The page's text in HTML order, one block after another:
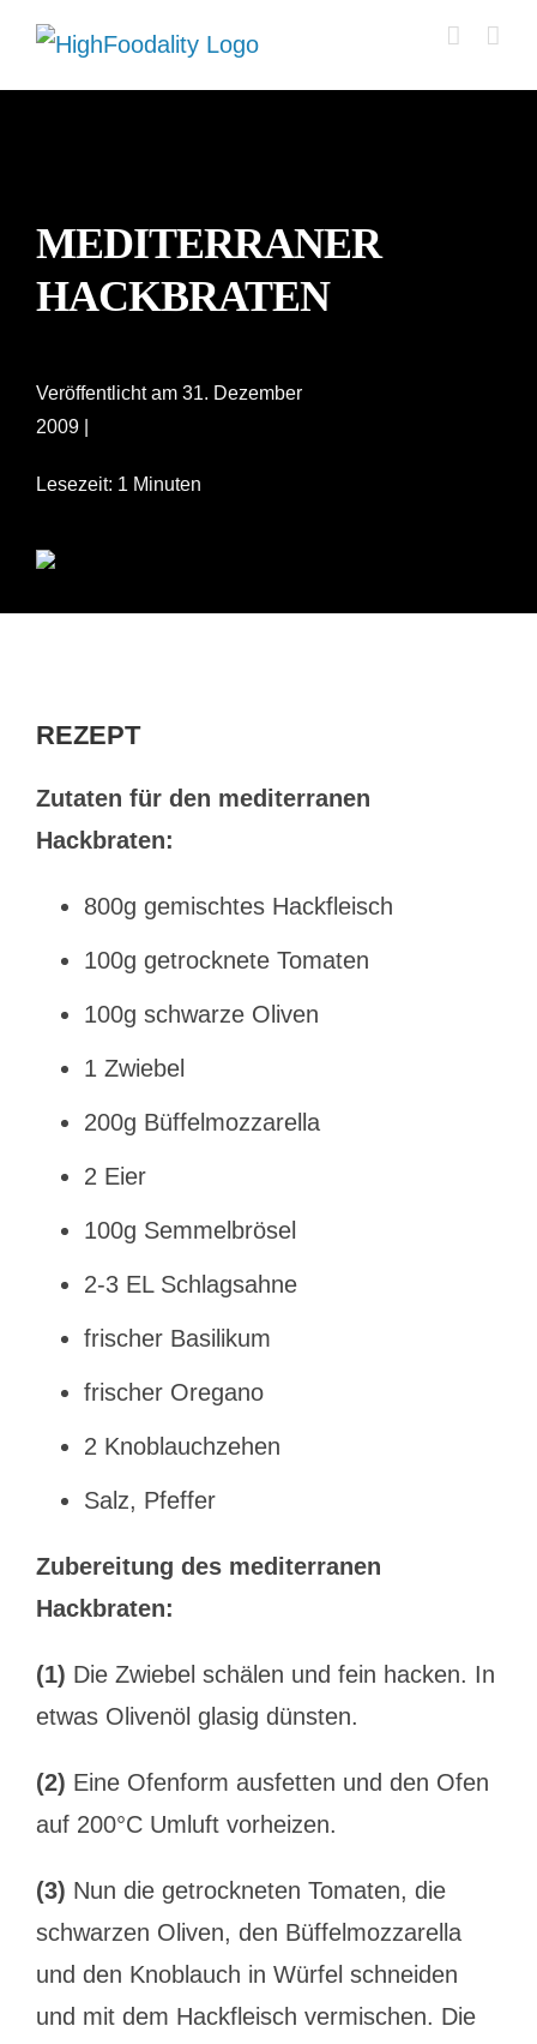
Zum
Inhalt
MEDITERRANER
HACKBRATEN
Veröffentlicht am 31. Dezember
2009 |
Lesezeit: 1 Minuten
REZEPT
Zutaten für den mediterranen
Hackbraten:
800g gemischtes Hackfleisch
100g getrocknete Tomaten
100g schwarze Oliven
1 Zwiebel
200g Büffelmozzarella
2 Eier
100g Semmelbrösel
2-3 EL Schlagsahne
frischer Basilikum
frischer Oregano
2 Knoblauchzehen
Salz, Pfeffer
Zubereitung des mediterranen
Hackbraten:
(1) Die Zwiebel schälen und fein hacken. In
etwas Olivenöl glasig dünsten.
(2) Eine Ofenform ausfetten und den Ofen
auf 200°C Umluft vorheizen.
(3) Nun die getrockneten Tomaten, die
schwarzen Oliven, den Büffelmozzarella
und den Knoblauch in Würfel schneiden
und mit dem Hackfleisch vermischen. Die